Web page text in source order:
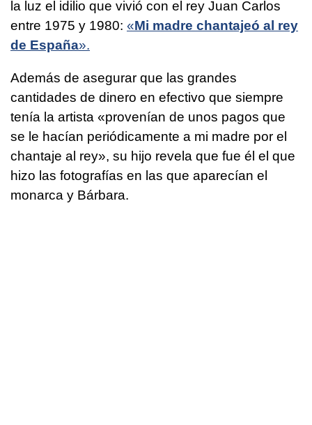
la luz el idilio que vivió con el rey Juan Carlos
entre 1975 y 1980: «Mi madre chantajeó al rey
de España».
Además de asegurar que las grandes
cantidades de dinero en efectivo que siempre
tenía la artista «provenían de unos pagos que
se le hacían periódicamente a mi madre por el
chantaje al rey», su hijo revela que fue él el que
hizo las fotografías en las que aparecían el
monarca y Bárbara.